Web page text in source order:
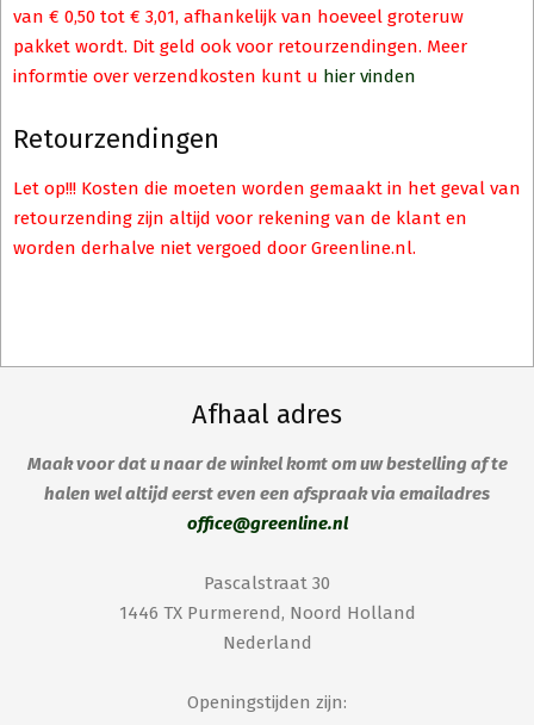
van € 0,50 tot € 3,01, afhankelijk van hoeveel groteruw
pakket wordt. Dit geld ook voor retourzendingen. Meer
informtie over verzendkosten kunt u hier vinden
Retourzendingen
Let op!!! Kosten die moeten worden gemaakt in het geval van
retourzending zijn altijd voor rekening van de klant en
worden derhalve niet vergoed door Greenline.nl.
Afhaal adres
Maak voor dat u naar de winkel komt om uw bestelling af te
halen wel altijd eerst even een afspraak via emailadres
office@greenline.nl
Pascalstraat 30
1446 TX Purmerend, Noord Holland
Nederland
Openingstijden zijn: